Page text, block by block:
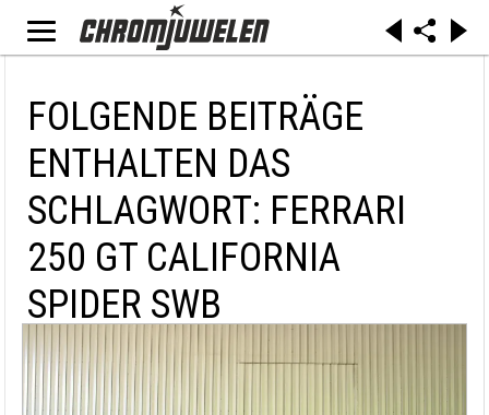
FOLGENDE BEITRÄGE
ENTHALTEN DAS
SCHLAGWORT: FERRARI
250 GT CALIFORNIA
SPIDER SWB